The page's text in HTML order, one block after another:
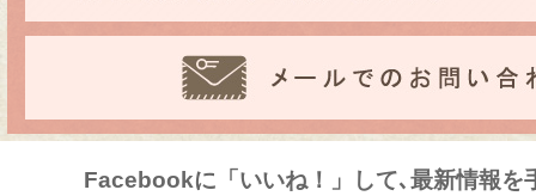
Facebookに「いいね！」して､最新情報を